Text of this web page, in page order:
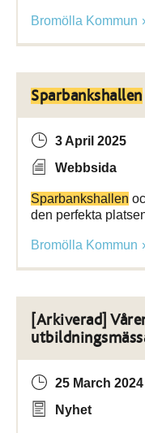
Bromölla Kommun
Sparbankshallen
3 April 2025
Webbsida
Sparbankshallen
den perfekta
Bromölla Kommun
[Arkiverad]
25 March 2024
Nyhet